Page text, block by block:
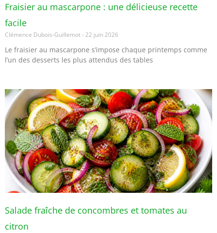
Fraisier au mascarpone : une délicieuse recette
facile
Clémence Dubois-Guillemot 22 juin 2026
Le fraisier au mascarpone s’impose chaque printemps comme
l’un des desserts les plus attendus des tables
Salade fraîche de concombres et tomates au
citron